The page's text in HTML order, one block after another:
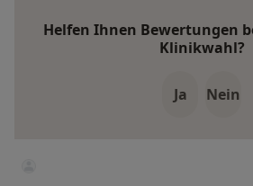
Helfen Ihnen Bewertungen
Klinikwahl?
Ja Nein